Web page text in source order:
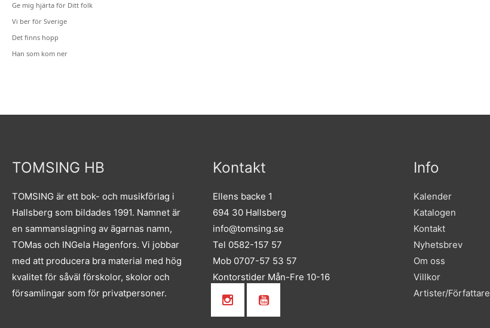
Ge mig hjärta för Ditt folk
Vi ber för Sverige
Det finns hopp
Han som kom ner
TOMSING HB
TOMSING är ett bok- och musikförlag i
Hallsberg som bildades 1991. Namnet är
en sammanslagning av ägarnas namn,
TOMas och INGela Hagenfors. Vi jobbar
med att producera bra material med hög
kvalitet för såväl förskolor, skolor och
församlingar som för privatpersoner.
Kontakt
Ellens backe 1
694 30 Hallsberg
info@tomsing.se
Tel 0582-157 57
Mob 0707-57 53 57
Kontorstider Mån-Fre 10-16
Info
Kalender
Katalogen
Kontakt
Nyhetsbrev
Om oss
Villkor
Artister/Författare